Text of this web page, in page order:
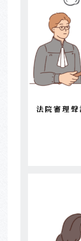
法院審理